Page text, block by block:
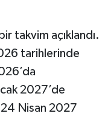
takvim açıklandı.
tarihlerinde
2027’de
Nisan 2027